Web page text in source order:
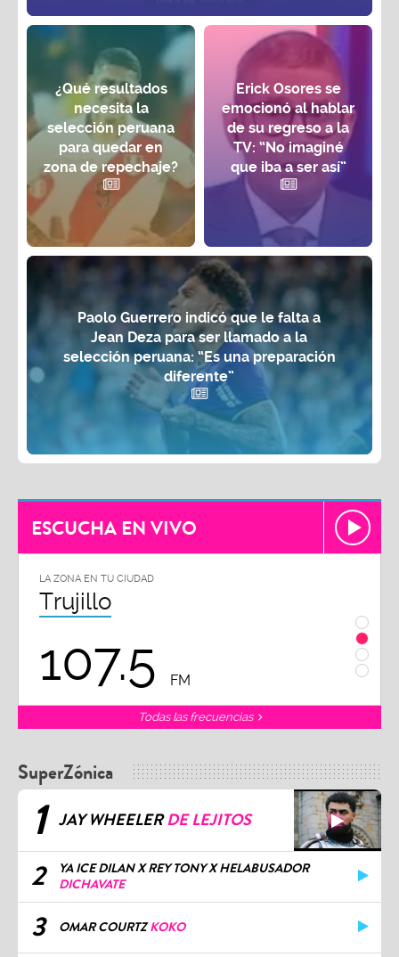
¿Qué resultados
necesita la
selección peruana
para quedar en
zona de repechaje?
Erick Osores se
emocionó al hablar
de su regreso a la
TV: “No imaginé
que iba a ser así”
Paolo Guerrero indicó que le falta a
Jean Deza para ser llamado a la
selección peruana: “Es una preparación
diferente”
ESCUCHA EN VIVO
LA ZONA EN TU CIUDAD
Trujillo
107.5 FM
Todas las frecuencias
SuperZónica
1 JAY WHEELERDE LEJITOS
2
YA ICE DILAN X REY TONY X HELABUSADOR
DICHAVATE
3 OMAR COURTZKOKO